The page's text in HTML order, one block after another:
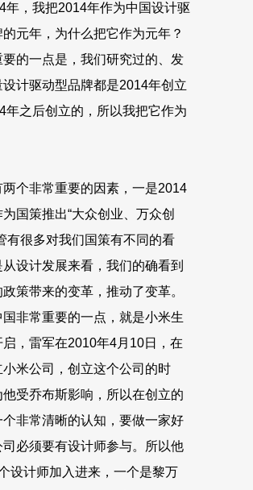
年，我把2014年作为中国设计驱
元年，为什么把它作为元年？
要的一点是，我们研究过的、发
计驱动型品牌都是2014年创立
年之后创立的，所以我把它作为
两个非常重要的因素，一是2014
国策推出“大众创业、万众创
有很多对我们国策有不同的看
设计发展来看，我们的确看到
策带来的变革，推动了变革。
国非常重要的一点，就是小米生
启，雷军在2010年4月10日，在
小米公司，创立这个公司的时
受乔布斯影响，所以在创立的
个非常清晰的认知，要做一家好
司必须要有设计师参与。所以他
设计师加入进来，一个是黎万